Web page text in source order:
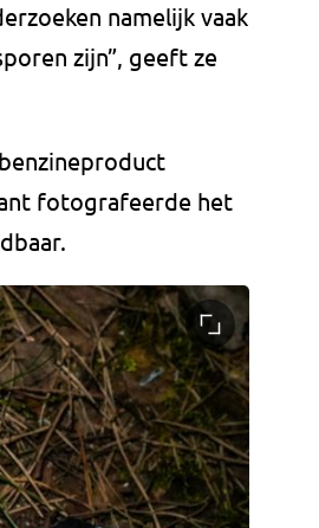
namelijk vaak
zijn”, geeft ze
fotografeerde het